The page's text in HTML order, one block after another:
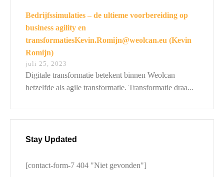
Bedrijfssimulaties – de ultieme voorbereiding op
business agility en
transformatiesKevin.Romijn@weolcan.eu (Kevin
Romijn)
juli 25, 2023
Digitale transformatie betekent binnen Weolcan
hetzelfde als agile transformatie. Transformatie draa...
Stay Updated
[contact-form-7 404 "Niet gevonden"]